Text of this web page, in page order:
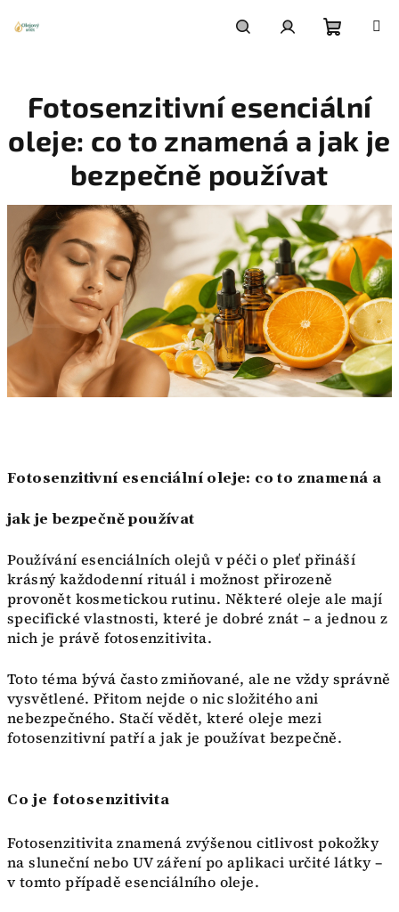
košík
Fotosenzitivní esenciální
oleje: co to znamená a jak je
bezpečně používat
Fotosenzitivní esenciální oleje: co to znamená a
jak je bezpečně používat
Používání esenciálních olejů v péči o pleť přináší
krásný každodenní rituál i možnost přirozeně
provonět kosmetickou rutinu. Některé oleje ale mají
specifické vlastnosti, které je dobré znát – a jednou z
nich je právě fotosenzitivita.
Toto téma bývá často zmiňované, ale ne vždy správně
vysvětlené. Přitom nejde o nic složitého ani
nebezpečného. Stačí vědět, které oleje mezi
fotosenzitivní patří a jak je používat bezpečně.
Co je fotosenzitivita
Fotosenzitivita znamená zvýšenou citlivost pokožky
na sluneční nebo UV záření po aplikaci určité látky –
v tomto případě esenciálního oleje.